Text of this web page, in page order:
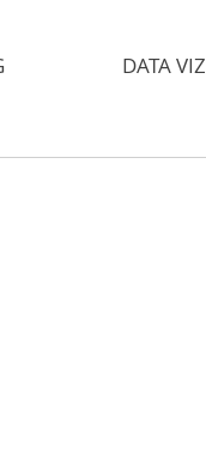
DATA VIZ